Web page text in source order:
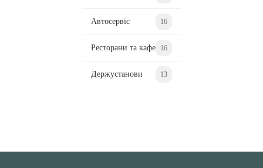
Автосервіс 16
Ресторани та кафе 16
Держустанови 13